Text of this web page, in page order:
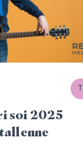
soi 2025